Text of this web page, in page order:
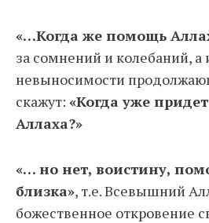
«…Когда же помощь
за сомнений и колебаний, а
невыносимости
скажут: «Когда уже
Аллаха?»
«… но нет, воистину,
близка», т.е. Всевышний
божественное откровение